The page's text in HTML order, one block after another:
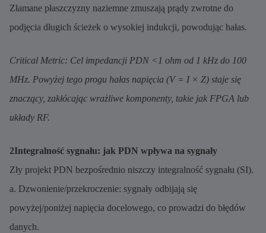
Złamane płaszczyzny naziemne zmuszają prądy zwrotne do
podjęcia długich ścieżek o wysokiej indukcji, powodując hałas.
Critical Metric: Cel impedancji PDN <1 ohm od 1 kHz do 100
MHz. Powyżej tego progu hałas napięcia (V = I × Z) staje się
znaczący, zakłócając wrażliwe komponenty, takie jak FPGA lub
układy RF.
2Integralność sygnału: jak PDN wpływa na sygnały
Zły projekt PDN bezpośrednio niszczy integralność sygnału (SI).
a. Dzwonienie/przekroczenie: sygnały odbijają się
powyżej/poniżej napięcia docelowego, co prowadzi do błędów
danych.